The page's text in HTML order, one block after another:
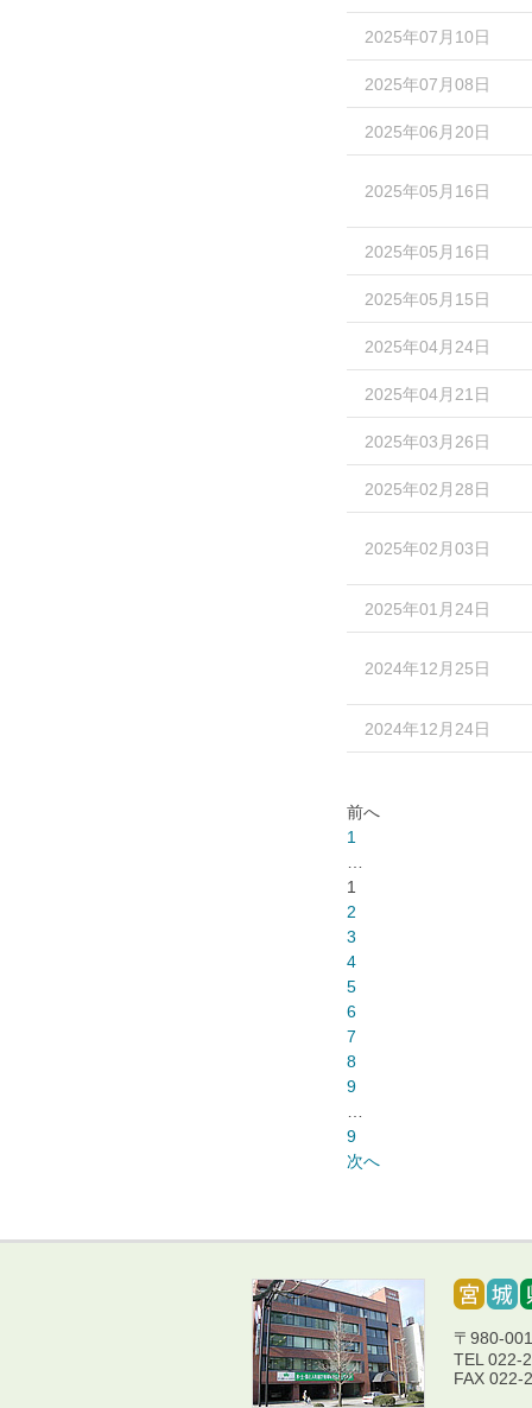
2025年07月10日
2025年07月08日
2025年06月20日
2025年05月16日
2025年05月16日
2025年05月15日
2025年04月24日
2025年04月21日
2025年03月26日
2025年02月28日
2025年02月03日
2025年01月24日
2024年12月25日
2024年12月24日
前へ
1
1
2
3
4
5
6
7
8
9
9
次へ
〒980-
TEL 022-
FAX 022-